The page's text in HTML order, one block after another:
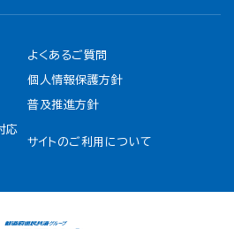
よくあるご質問
個人情報保護方針
普及推進方針
応
サイトのご利用について